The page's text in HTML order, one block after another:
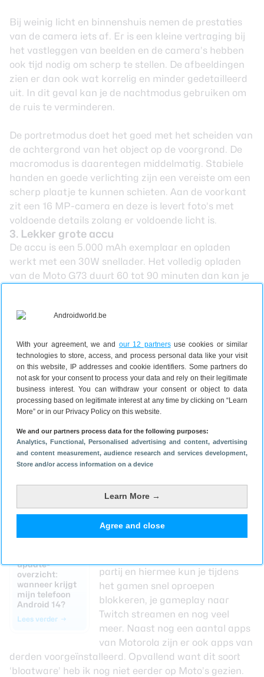
With your agreement, we and our 12 partnersuse cookies or similar
technologies to store, access, and process personal data like your visit
on this website, IP addresses and cookie identifiers. Some partners do
not ask for your consent to process your data and rely on their legitimate
business interest. You can withdraw your consent or object to data
processing based on legitimate interest at any time by clicking on “Learn
More” or in our Privacy Policy on this website.
We and our partners process data for the following purposes:
Analytics, Functional, Personalised advertising and content, advertising
and content measurement, audience research and services development,
Store and/or access information on a device
Learn More →
Agree and close
Bij weinig licht en binnenshuis nemen de prestaties
van de camera iets af. Er is een kleine vertraging bij
het vastleggen van beelden en de camera’s hebben
ook tijd nodig om scherp te stellen. De afbeeldingen
zien er dan ook wat korrelig en minder gedetailleerd
uit. In dit geval kan je de nachtmodus gebruiken om
de ruis te verminderen.
De portretmodus doet het goed met het scheiden van
de achtergrond van het object op de voorgrond. De
macromodus is daarentegen middelmatig. Stabiele
handen en goede verlichting zijn een vereiste om een
scherp plaatje te kunnen schieten. Aan de voorkant
zit een 16 MP-camera en deze is levert foto’s met
voldoende details zolang er voldoende licht is.
3. Lekker grote accu
De accu is een 5.000 mAh exemplaar en opladen
werkt met een 30W snellader. Het volledig opladen
van de Moto G73 duurt 60 tot 90 minuten dan kan je
4. Android zoals het hoort, maar…
aan te passen aan de Androidsoftware zoals Google
het aanbiedt. Motorola is daar eentje van en de Moto
G73 is daar weer een perfect voorbeeld van. De
telefoon draait op Android 13 inclusief Motorola’s
eigen MY UX-softwareschil. Die lijkt, zoals we ervan
gewend zijn, sterk op een pure Android-ervaring. De
MY UX-softwareschil is prettig om mee te werken en
oogt lekker modern en fris.
update-
overzicht:
wanneer krijgt
mijn telefoon
Android 14?
Lees verder
Wel voegt Motorola wat apps toe
Zo is er de Moto-app met de vele
personalisatiefuncties en handige
gebaren om bijvoorbeeld een
screenshot te maken of de
partij en hiermee kun je tijdens
het gamen snel oproepen
blokkeren, je gameplay naar
Twitch streamen en nog veel
meer. Naast nog een aantal apps
van Motorola zijn er ook apps van
derden voorgeïnstalleerd. Opvallend want dit soort
‘bloatware’ heb ik nog niet eerder op Moto’s gezien.